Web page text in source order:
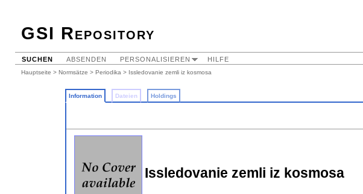
GSI Repository
SUCHEN ABSENDEN PERSONALISIEREN HILFE
Hauptseite > Normsätze > Periodika > Issledovanie zemli iz kosmosa
Information Dateien Holdings
Issledovanie zemli iz kosmosa